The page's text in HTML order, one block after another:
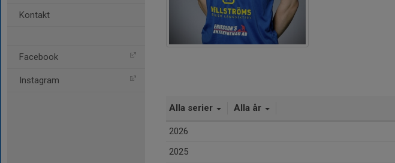
Kontakt
Facebook
Instagram
Alla serier Alla år
2026
2025